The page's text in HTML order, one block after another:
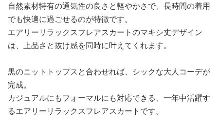
自然素材特有の通気性の良さと軽やかさで、長時間の着用
でも快適に過ごせるのが特徴です。
エアリーリラックスフレアスカートのマキシ丈デザイン
は、上品さと抜け感を同時に叶えてくれます。
黒のニットトップスと合わせれば、シックな大人コーデが
完成。
カジュアルにもフォーマルにも対応できる、一年中活躍す
るエアリーリラックスフレアスカートです。